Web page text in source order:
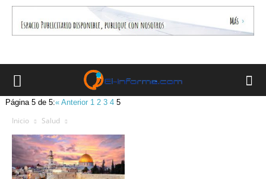
Página 5 de 5:« Anterior 1 2 3 4 5
Inicio Salud